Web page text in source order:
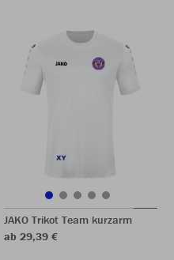
JAKO Trikot Team kurzarm
ab 29,39 €